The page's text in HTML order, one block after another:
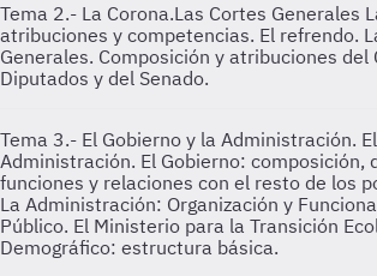
Tema 2.- La Corona.Las Cortes Generales
atribuciones y competencias. El refrendo.
Generales. Composición y atribuciones del
Diputados y del Senado.
Tema 3.- El Gobierno y la Administración.
Administración. El Gobierno: composición,
funciones y relaciones con el resto de los
La Administración: Organización y
Público. El Ministerio para la Transición
Demográfico: estructura básica.